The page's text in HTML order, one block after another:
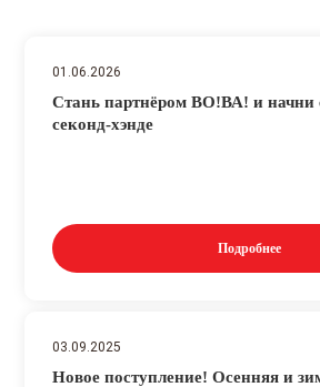
01.06.2026
Стань партнёром ВО!ВА! и начни
секонд-хэнде
Подробнее
03.09.2025
Новое поступление! Осенняя и